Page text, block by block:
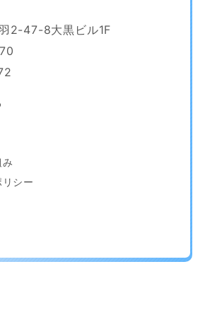
2-47-8大黒ビル1F
シー